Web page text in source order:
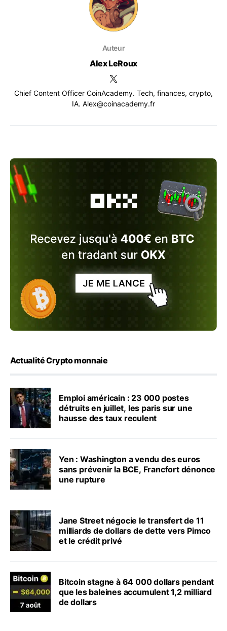
Auteur
Alex LeRoux
Chief Content Officer CoinAcademy. Tech, finances, crypto,
IA. Alex@coinacademy.fr
Actualité Crypto monnaie
Emploi américain : 23 000 postes
détruits en juillet, les paris sur une
hausse des taux reculent
Yen : Washington a vendu des euros
sans prévenir la BCE, Francfort dénonce
une rupture
Jane Street négocie le transfert de 11
milliards de dollars de dette vers Pimco
et le crédit privé
Bitcoin stagne à 64 000 dollars pendant
que les baleines accumulent 1,2 milliard
de dollars